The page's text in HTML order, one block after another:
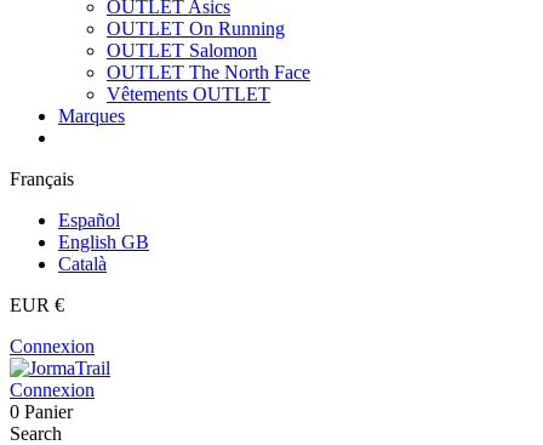
OUTLET Asics
OUTLET On Running
OUTLET Salomon
OUTLET The North Face
Vêtements OUTLET
Marques
Français
Español
English GB
Català
EUR €
Connexion
Connexion
0 Panier
Search